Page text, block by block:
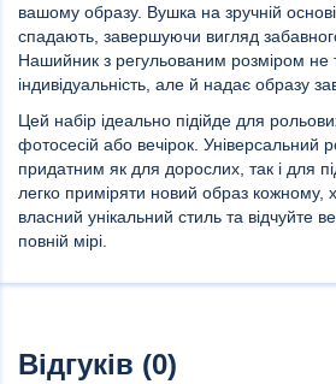
вашому образу. Вушка на зручній
спадають, завершуючи вигляд забавного
Нашийник з регульованим розміром не
індивідуальність, але й надає образу
Цей набір ідеально підійде для
фотосесій або вечірок. Універсальний
придатним як для дорослих, так і для
легко приміряти новий образ кожному,
власний унікальний стиль та відчуйте
повній мірі.
Відгуків (0)